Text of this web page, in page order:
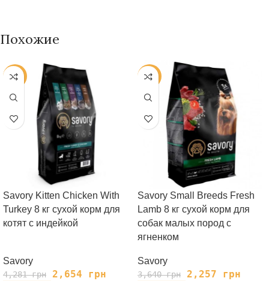
Похожие
-38%
Savory Kitten Chicken With
Turkey 8 кг сухой корм для
котят с индейкой
Savory
4,281грн 2,654 грн
-38%
Savory Small Breeds Fresh
Lamb 8 кг сухой корм для
собак малых пород с
ягненком
Savory
3,640грн 2,257 грн